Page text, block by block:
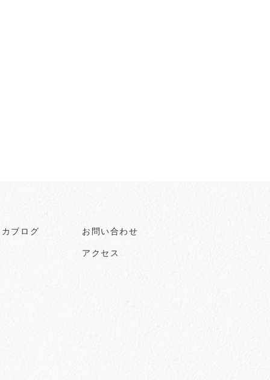
ブログ お問い合わせ
アクセス